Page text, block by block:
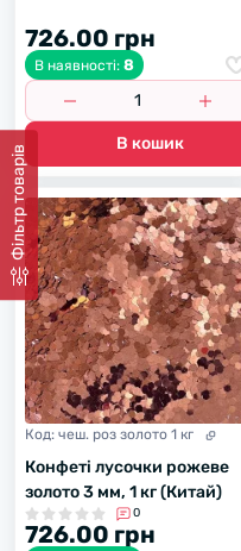
Фiльтр товарiв
726.00 грн
В наявності: 8
В кошик
Код: чеш. роз золото 1 кг
Конфеті лусочки рожеве
золото 3 мм, 1 кг (Китай)
0
726.00 грн